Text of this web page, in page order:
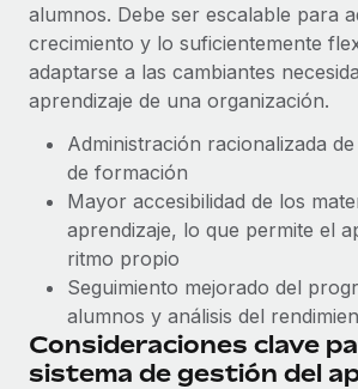
Gestión de dispositivos
Proporciona dispositivos
en todo el mundo.
Apertura de entidades
Abre entidades conforme a la
Movilidad y reubicación
Reubica a los empleados con
Prestaciones
Gestiona las prestaciones de los
complicaciones.
Explora el blog
BLOG
Novedades de producto de
Integraciones con Gusto y Xero
Management Plus
La misión de Remote sigue siendo
todos los tamaños a contratar, gestionar y...
Más información
alumnos. Debe ser escalable para
crecimiento y lo suficientemente
adaptarse a las cambiantes
aprendizaje de una organización.
Administración racionalizada
de formación
Mayor accesibilidad de los
aprendizaje, lo que permite el
ritmo propio
Seguimiento mejorado del
alumnos y análisis del
Consideraciones clave
sistema de gestión del